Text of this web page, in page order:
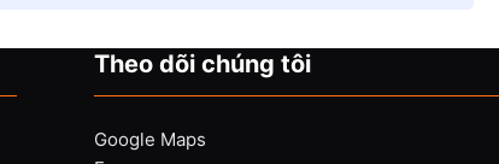
Theo dõi chúng tôi
Google Maps